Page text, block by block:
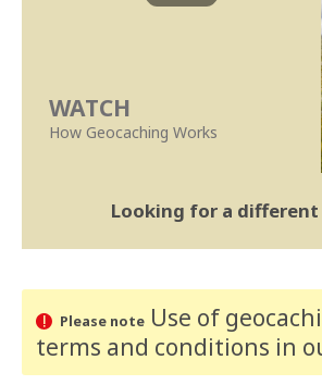
WATCH
How Geocaching Works
Looking for a
Please noteUse of
terms and conditions in